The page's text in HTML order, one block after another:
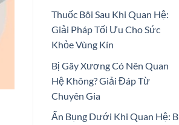
Thuốc Bôi Sau Khi Quan Hệ:
Giải Pháp Tối Ưu Cho Sức
Khỏe Vùng Kín
Bị Gãy Xương Có Nên Quan
Hệ Không? Giải Đáp Từ
Chuyên Gia
Ấn Bụng Dưới Khi Quan Hệ: